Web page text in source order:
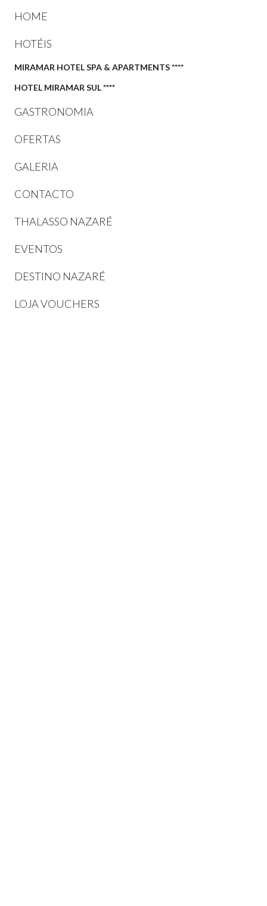
HOME
HOTÉIS
MIRAMAR HOTEL SPA & APARTMENTS ****
HOTEL MIRAMAR SUL ****
GASTRONOMIA
OFERTAS
GALERIA
CONTACTO
THALASSO NAZARÉ
EVENTOS
DESTINO NAZARÉ
LOJA VOUCHERS